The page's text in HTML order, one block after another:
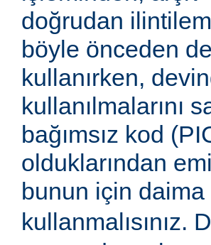
doğrudan
böyle önceden
kullanırken,
kullanılmalarını
bağımsız kod
olduklarından
bunun için daima